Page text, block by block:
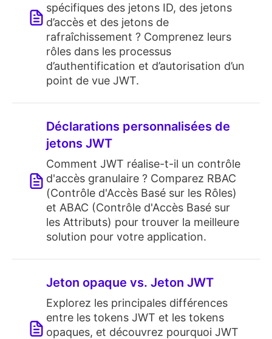
spécifiques des jetons ID, des jetons
d’accès et des jetons de
rafraîchissement ? Comprenez leurs
rôles dans les processus
d’authentification et d’autorisation d’un
point de vue JWT.
Déclarations personnalisées de
jetons JWT
Comment JWT réalise-t-il un contrôle
d'accès granulaire ? Comparez RBAC
(Contrôle d'Accès Basé sur les Rôles)
et ABAC (Contrôle d'Accès Basé sur
les Attributs) pour trouver la meilleure
solution pour votre application.
Jeton opaque vs. Jeton JWT
Explorez les principales différences
entre les tokens JWT et les tokens
opaques, et découvrez pourquoi JWT